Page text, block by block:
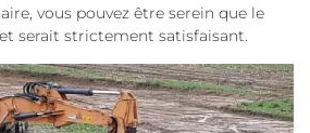
vous pouvez être serein que le
serait strictement satisfaisant.